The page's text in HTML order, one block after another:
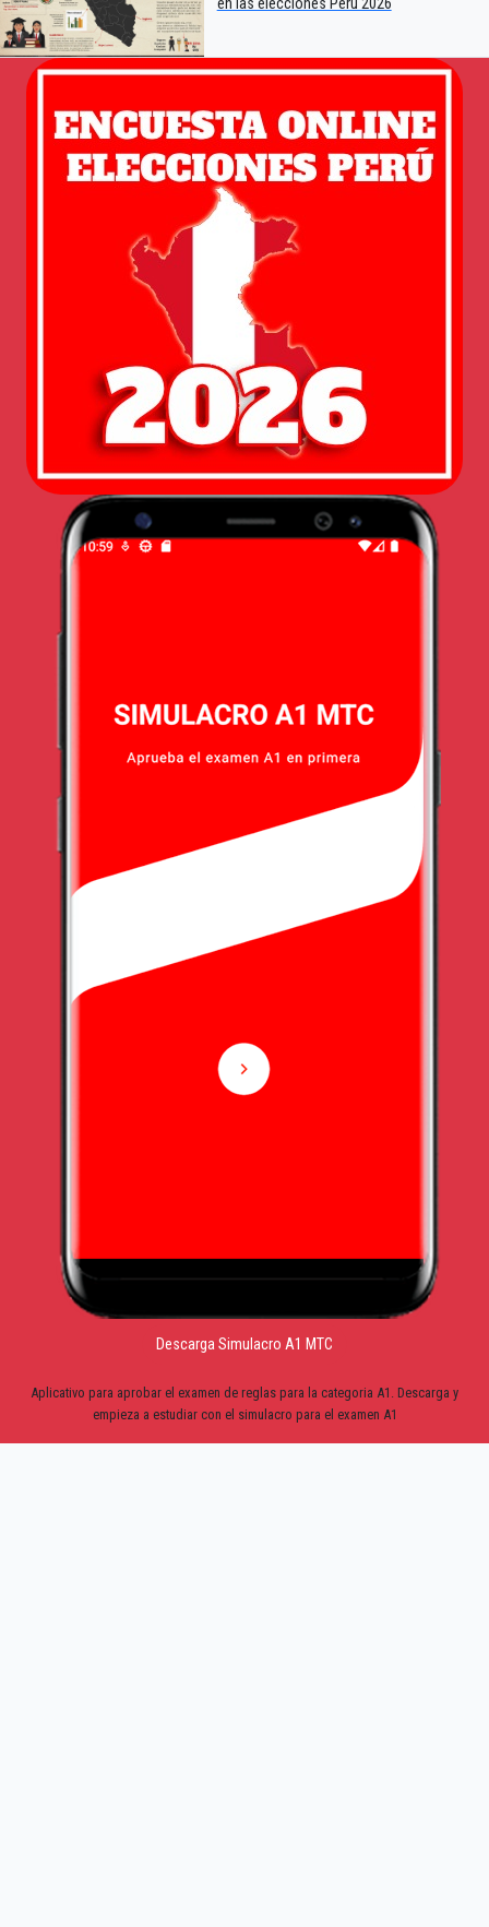
en las elecciones Perú 2026
Descarga Simulacro A1 MTC
Aplicativo para aprobar el examen de reglas para la categoria A1. Descarga y
empieza a estudiar con el simulacro para el examen A1